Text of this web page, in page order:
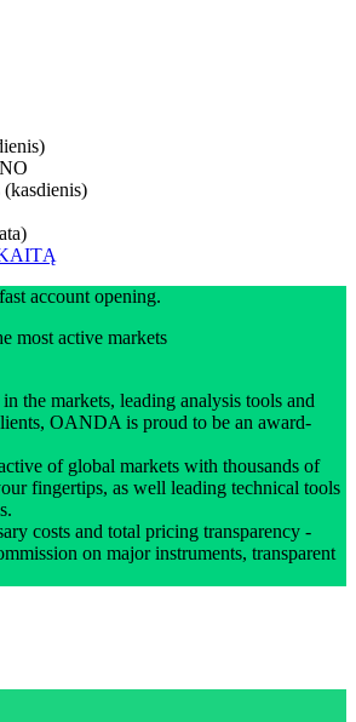
NO
(kasdienis)
account opening.
most active markets
the markets, leading analysis tools and
OANDA is proud to be an award-
of global markets with thousands of
fingertips, as well leading technical tools
costs and total pricing transparency -
on major instruments, transparent